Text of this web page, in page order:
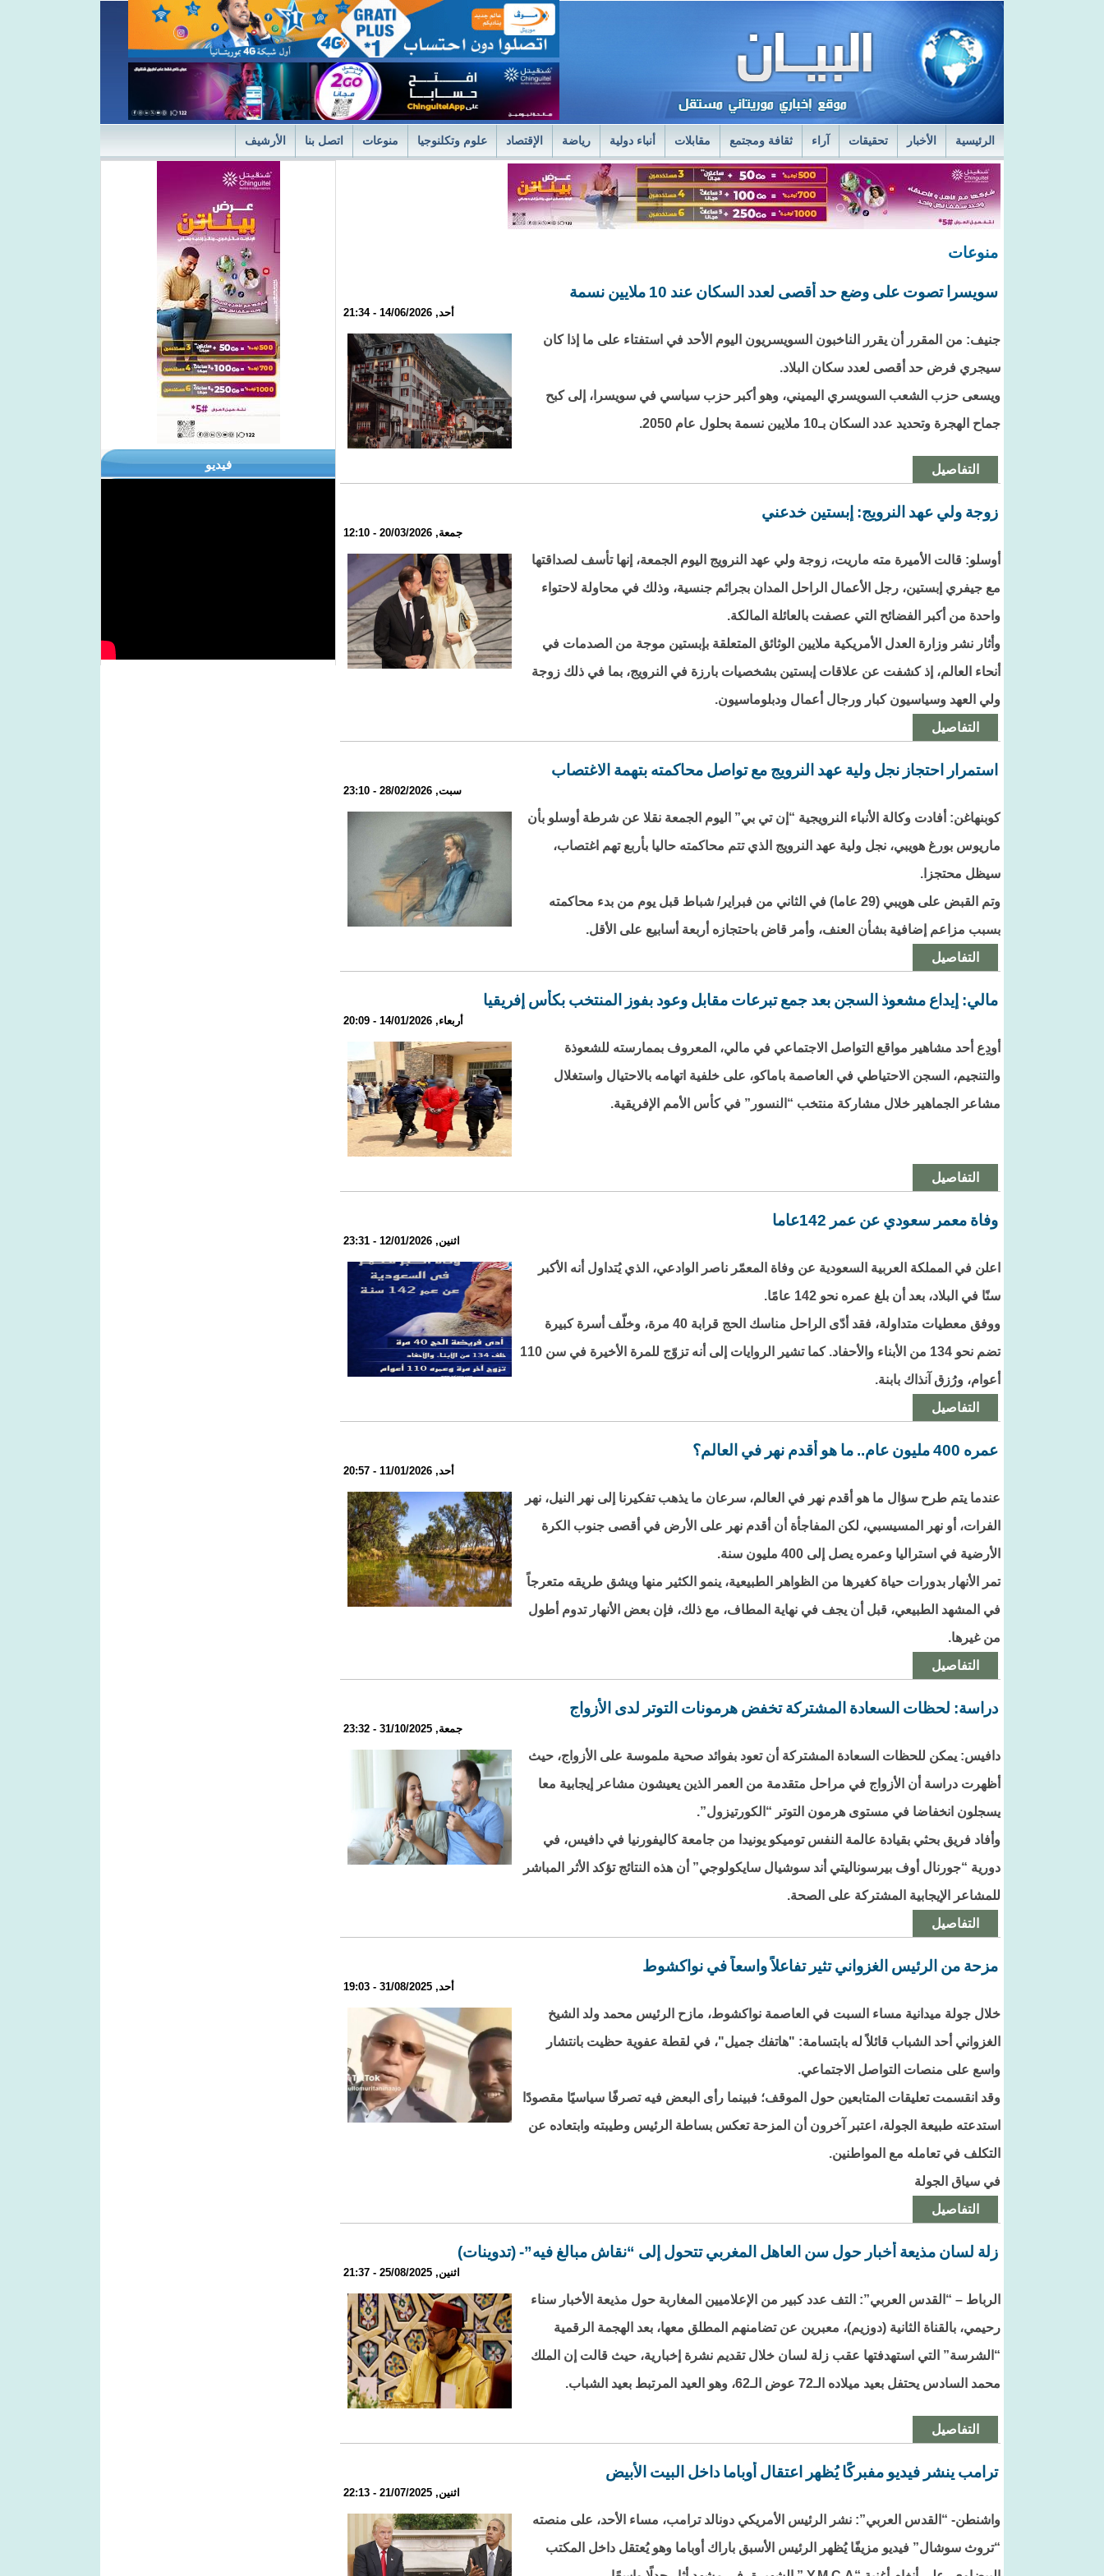
الرئيسية الأخبار تحقيقات آراء ثقافة ومجتمع مقابلات أنباء دولية رياضة الإقتصاد علوم وتكلنوجيا منوعات اتصل بنا الأرشيف
السفير الروسي في نواكشوط يزور مركز الصحراء المستشفى العسكري بنواكشوط يعلن استئناف علاج حصى الكلى بتقنية الليزر الحديثة
قائد أركان الجيوش يعاين الخدمات الطبية في المستشفى العسكري وزير الصحةً يترأس اجتماعا استثنائيا للديوان الموسع لتسليم جوائز "التميز" في نسختها الأولى 2024
فيديو
منوعات
سويسرا تصوت على وضع حد أقصى لعدد السكان عند 10 ملايين نسمة
أحد, 14/06/2026 - 21:34
جنيف: من المقرر أن يقرر الناخبون السويسريون اليوم الأحد في استفتاء على ما إذا كان
سيجري فرض حد أقصى لعدد سكان البلاد.
ويسعى حزب الشعب السويسري اليميني، وهو أكبر حزب سياسي في سويسرا، إلى كبح
جماح الهجرة وتحديد عدد السكان بـ10 ملايين نسمة بحلول عام 2050.
التفاصيل
زوجة ولي عهد النرويج: إبستين خدعني
جمعة, 20/03/2026 - 12:10
أوسلو: قالت الأميرة مته ماريت، زوجة ولي عهد النرويج اليوم الجمعة، إنها تأسف لصداقتها
مع جيفري إبستين، ‌رجل الأعمال الراحل المدان بجرائم جنسية، وذلك في محاولة لاحتواء
واحدة من أكبر الفضائح التي عصفت بالعائلة المالكة.
وأثار نشر وزارة العدل الأمريكية ملايين الوثائق المتعلقة بإبستين موجة من الصدمات في
أنحاء العالم، إذ كشفت عن علاقات إبستين بشخصيات بارزة في النرويج، بما في ذلك زوجة
ولي العهد وسياسيون كبار ورجال أعمال ودبلوماسيون.
التفاصيل
استمرار احتجاز نجل ولية عهد النرويج مع تواصل محاكمته بتهمة الاغتصاب
سبت, 28/02/2026 - 23:10
كوبنهاغن: أفادت وكالة الأنباء النرويجية “إن تي بي” اليوم الجمعة نقلا عن شرطة أوسلو بأن
ماريوس بورغ هويبي، نجل ولية عهد النرويج الذي تتم محاكمته حاليا بأربع تهم اغتصاب،
سيظل محتجزا.
وتم القبض على هويبي (29 عاما) في الثاني من فبراير/ شباط قبل يوم من بدء محاكمته
بسبب مزاعم إضافية بشأن العنف، وأمر قاض باحتجازه أربعة أسابيع على الأقل.
التفاصيل
مالي: إيداع مشعوذ السجن بعد جمع تبرعات مقابل وعود بفوز المنتخب بكأس إفريقيا
أربعاء, 14/01/2026 - 20:09
أودِع أحد مشاهير مواقع التواصل الاجتماعي في مالي، المعروف بممارسته للشعوذة
والتنجيم، السجن الاحتياطي في العاصمة باماكو، على خلفية اتهامه بالاحتيال واستغلال
مشاعر الجماهير خلال مشاركة منتخب “النسور” في كأس الأمم الإفريقية.
التفاصيل
وفاة معمر سعودي عن عمر 142عاما
اثنين, 12/01/2026 - 23:31
اعلن في المملكة العربية السعودية عن وفاة المعمّر ناصر الوادعي، الذي يُتداول أنه الأكبر
سنًا في البلاد، بعد أن بلغ عمره نحو 142 عامًا.
ووفق معطيات متداولة، فقد أدّى الراحل مناسك الحج قرابة 40 مرة، وخلّف أسرة كبيرة
تضم نحو 134 من الأبناء والأحفاد. كما تشير الروايات إلى أنه تزوّج للمرة الأخيرة في سن 110
أعوام، ورُزق آنذاك بابنة.
التفاصيل
عمره 400 مليون عام.. ما هو أقدم نهر في العالم؟
أحد, 11/01/2026 - 20:57
عندما يتم طرح سؤال ما هو أقدم نهر في العالم، سرعان ما يذهب تفكيرنا إلى نهر النيل، نهر
الفرات، أو نهر المسيسبي، لكن المفاجأة أن أقدم نهر على الأرض في أقصى جنوب الكرة
الأرضية في استراليا وعمره يصل إلى 400 مليون سنة.
تمر الأنهار بدورات حياة كغيرها من الظواهر الطبيعية، ينمو الكثير منها ويشق طريقه متعرجاً
في المشهد الطبيعي، قبل أن يجف في نهاية المطاف، مع ذلك، فإن بعض الأنهار تدوم أطول
من غيرها.
التفاصيل
دراسة: لحظات السعادة المشتركة تخفض هرمونات التوتر لدى الأزواج
جمعة, 31/10/2025 - 23:32
دافيس: يمكن للحظات السعادة المشتركة أن تعود بفوائد صحية ملموسة على الأزواج، حيث
أظهرت دراسة أن الأزواج في مراحل متقدمة من العمر الذين يعيشون مشاعر إيجابية معا
يسجلون انخفاضا في مستوى هرمون التوتر “الكورتيزول”.
وأفاد فريق بحثي بقيادة عالمة النفس توميكو يونيدا من جامعة كاليفورنيا في دافيس، في
دورية “جورنال أوف بيرسوناليتي أند سوشيال سايكولوجي” أن هذه النتائج تؤكد الأثر المباشر
للمشاعر الإيجابية المشتركة على الصحة.
التفاصيل
مزحة من الرئيس الغزواني تثير تفاعلاً واسعاً في نواكشوط
أحد, 31/08/2025 - 19:03
خلال جولة ميدانية مساء السبت في العاصمة نواكشوط، مازح الرئيس محمد ولد الشيخ
الغزواني أحد الشباب قائلاً له بابتسامة: "هاتفك جميل"، في لقطة عفوية حظيت بانتشار
واسع على منصات التواصل الاجتماعي.
وقد انقسمت تعليقات المتابعين حول الموقف؛ فبينما رأى البعض فيه تصرفًا سياسيًا مقصودًا
استدعته طبيعة الجولة، اعتبر آخرون أن المزحة تعكس بساطة الرئيس وطيبته وابتعاده عن
التكلف في تعامله مع المواطنين.
في سياق الجولة
التفاصيل
زلة لسان مذيعة أخبار حول سن العاهل المغربي تتحول إلى “نقاش مبالغ فيه”- (تدوينات)
اثنين, 25/08/2025 - 21:37
الرباط – “القدس العربي”: التف عدد كبير من الإعلاميين المغاربة حول مذيعة الأخبار سناء
رحيمي، بالقناة الثانية (دوزيم)، معبرين عن تضامنهم المطلق معها، بعد الهجمة الرقمية
“الشرسة” التي استهدفتها عقب زلة لسان خلال تقديم نشرة إخبارية، حيث قالت إن الملك
محمد السادس يحتفل بعيد ميلاده الـ72 عوض الـ62، وهو العيد المرتبط بعيد الشباب.
التفاصيل
ترامب ينشر فيديو مفبركًا يُظهر اعتقال أوباما داخل البيت الأبيض
اثنين, 21/07/2025 - 22:13
واشنطن- “القدس العربي”: نشر الرئيس الأمريكي دونالد ترامب، مساء الأحد، على منصته
“تروث سوشال” فيديو مزيفًا يُظهر الرئيس الأسبق باراك أوباما وهو يُعتقل داخل المكتب